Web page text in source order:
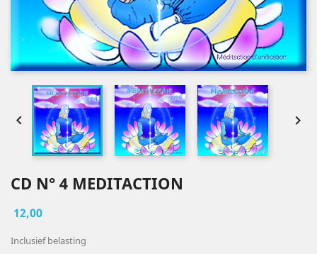
 
CD N° 4 MEDITACTION
12,00
Inclusief belasting